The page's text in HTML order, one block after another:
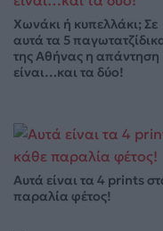
Χωνάκι ή κυπελλάκι; Σε
αυτά τα 5
της Αθήνας η απάντηση
είναι…και τα δύο!
Αυτά είναι τα 4 prints
παραλία φέτος!